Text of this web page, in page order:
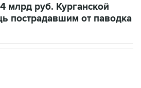
млрд руб. Курганской
пострадавшим от паводка